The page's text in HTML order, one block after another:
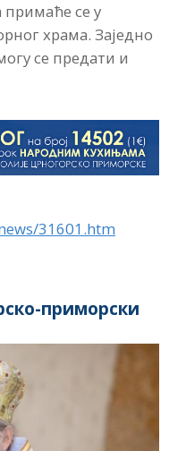
примаће се у
храма. Заједно
се предати и
31601.htm
приморски